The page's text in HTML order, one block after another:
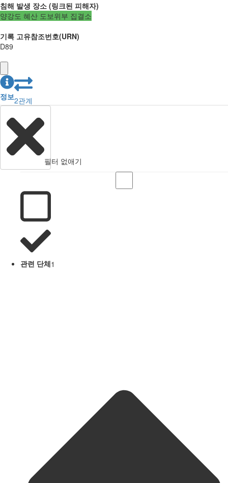
침해 발생 장소 (링크된 피해자)
양강도 혜산 도보위부 집결소
기록 고유참조번호(URN)
D89
정보2관계
필터 없애기
관련 단체1